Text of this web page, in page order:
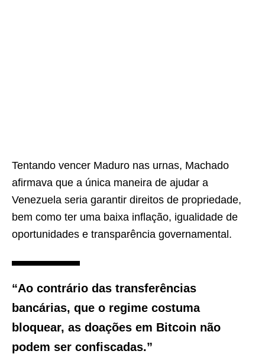
Tentando vencer Maduro nas urnas, Machado
afirmava que a única maneira de ajudar a
Venezuela seria garantir direitos de propriedade,
bem como ter uma baixa inflação, igualidade de
oportunidades e transparência governamental.
“Ao contrário das transferências
bancárias, que o regime costuma
bloquear, as doações em Bitcoin não
podem ser confiscadas.”